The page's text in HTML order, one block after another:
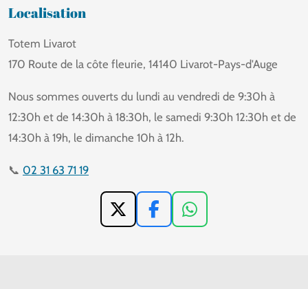
Localisation
Totem Livarot
170 Route de la côte fleurie, 14140 Livarot-Pays-d'Auge
Nous sommes ouverts du lundi au vendredi de 9:30h à
12:30h et de 14:30h à 18:30h, le samedi 9:30h 12:30h et de
14:30h à 19h, le dimanche 10h à 12h.
📞 02 31 63 71 19
X
F
a
W
h